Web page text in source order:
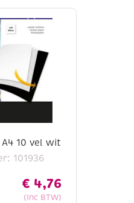
A4 10 vel wit
101936
€ 4,76
(Inc BTW)